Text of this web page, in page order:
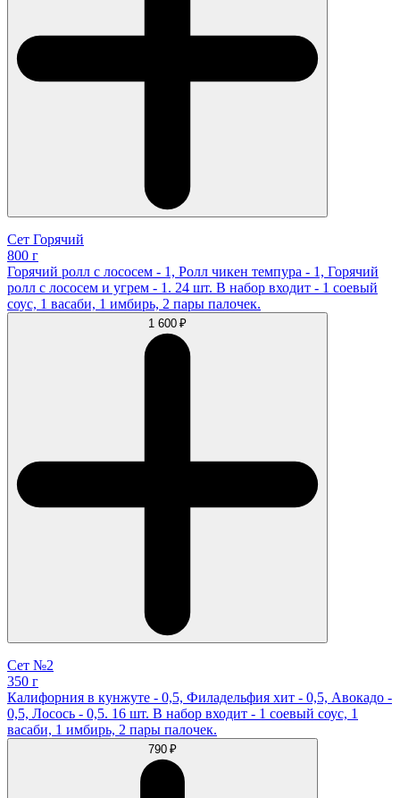
Сет Горячий
800 г
Горячий ролл с лососем - 1, Ролл чикен темпура - 1, Горячий
ролл с лососем и угрем - 1. 24 шт. В набор входит - 1 соевый
соус, 1 васаби, 1 имбирь, 2 пары палочек.
1 600 ₽
Сет №2
350 г
Калифорния в кунжуте - 0,5, Филадельфия хит - 0,5, Авокадо -
0,5, Лосось - 0,5. 16 шт. В набор входит - 1 соевый соус, 1
васаби, 1 имбирь, 2 пары палочек.
790 ₽